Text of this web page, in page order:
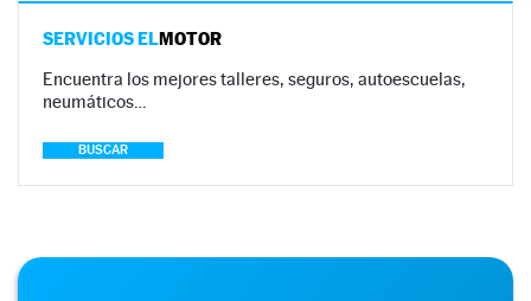
SERVICIOS ELMOTOR
Encuentra los mejores talleres, seguros, autoescuelas,
neumáticos…
BUSCAR